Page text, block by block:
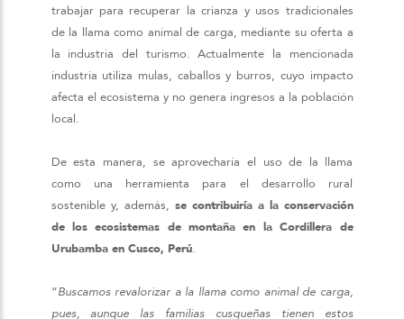
trabajar para recuperar la crianza y usos tradicionales
de la llama como animal de carga, mediante su oferta a
la industria del turismo. Actualmente la mencionada
industria utiliza mulas, caballos y burros, cuyo impacto
afecta el ecosistema y no genera ingresos a la población
local.
De esta manera, se aprovecharía el uso de la llama
como una herramienta para el desarrollo rural
sostenible y, además, se contribuiría a la conservación
de los ecosistemas de montaña en la Cordillera de
Urubamba en Cusco, Perú.
“Buscamos revalorizar a la llama como animal de carga,
pues, aunque las familias cusqueñas tienen estos